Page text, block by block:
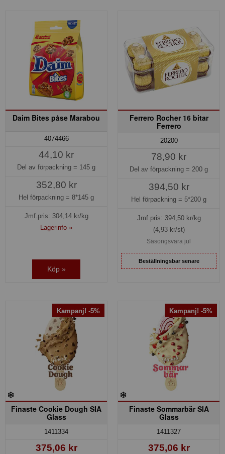
Daim Bites påse Marabou
4074466
44,10 kr
Del av förpackning = 145 g
352,80 kr
Hel förpackning = 8*145 g
Jmf.pris: 304,14kr/kg
Lagerinfo »
Köp »
Ferrero Rocher 16 bitar
Ferrero
20200
78,90 kr
Del av förpackning = 200 g
394,50 kr
Hel förpackning = 5*200 g
Jmf.pris: 394,50kr/kg
(4,93 kr/st)
Säsongsvara jul
Beställningsbar senare
Kampanj! -5%
Finaste Cookie Dough SIA
Glass
1411334
375,06 kr
Kampanj! -5%
Finaste Sommarbär SIA
Glass
1411327
375,06 kr